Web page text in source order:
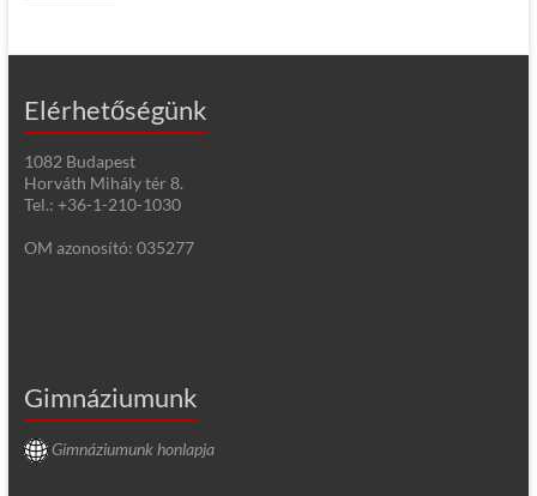
Elérhetőségünk
1082 Budapest
Horváth Mihály tér 8.
Tel.: +36-1-210-1030
OM azonosító: 035277
Gimnáziumunk
Gimnáziumunk honlapja